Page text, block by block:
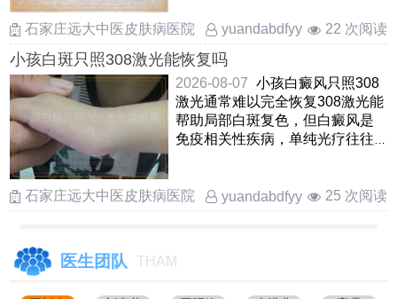
石家庄远大中医皮肤病医院 yuandabdfyy 22 次阅读
小孩白斑只照308激光能恢复吗
2026-08-07 小孩白癜风只照308
激光通常难以完全恢复308激光能
帮助局部白斑复色，但白癜风是
免疫相关性疾病，单纯光疗往往
石家庄远大中医皮肤病医院 yuandabdfyy 25 次阅读
医生团队 THAM